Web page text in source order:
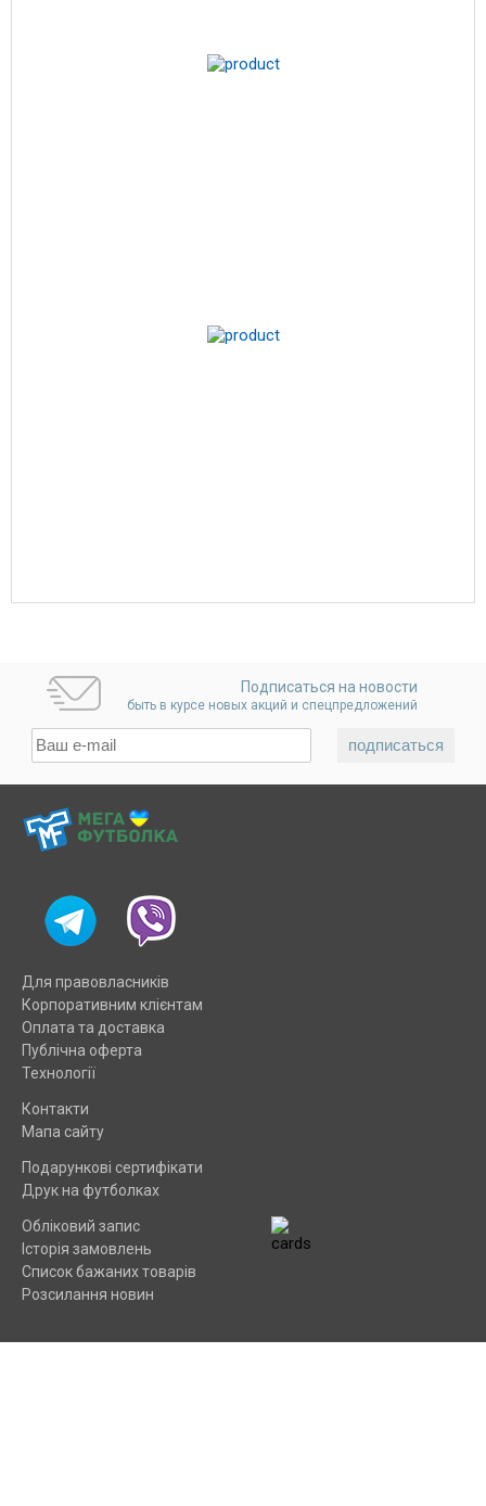
Подписаться на новости
быть в курсе новых акций и спецпредложений
Для правовласників
Корпоративним клієнтам
Оплата та доставка
Публічна оферта
Технології
Контакти
Мапа сайту
Подарункові сертифікати
Друк на футболках
Обліковий запис
Історія замовлень
Список бажаних товарів
Розсилання новин